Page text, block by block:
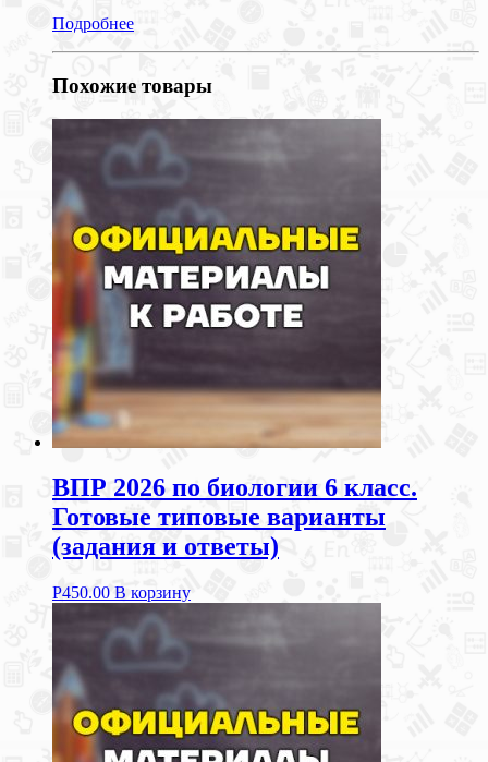
Подробнее
Похожие товары
ВПР 2026 по биологии 6 класс.
Готовые типовые варианты
(задания и ответы)
Р450.00 В корзину